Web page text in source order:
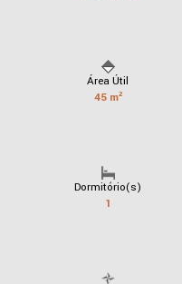
Área Útil
45 m²
Dormitório(s)
1